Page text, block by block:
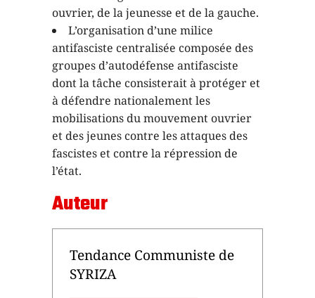
ouvrier, de la jeunesse et de la gauche.
L’organisation d’une milice
antifasciste centralisée composée des
groupes d’autodéfense antifasciste
dont la tâche consisterait à protéger et
à défendre nationalement les
mobilisations du mouvement ouvrier
et des jeunes contre les attaques des
fascistes et contre la répression de
l’état.
Auteur
Tendance Communiste de
SYRIZA